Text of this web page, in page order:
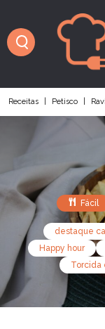
Receitas Petisco
Fácil
destaque
Happy hour
Torcida